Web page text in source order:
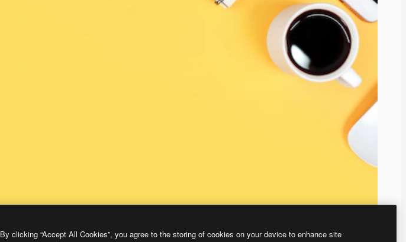
By clicking “Accept All Cookies”, you agree to the storing of cookies on your device to enhance site